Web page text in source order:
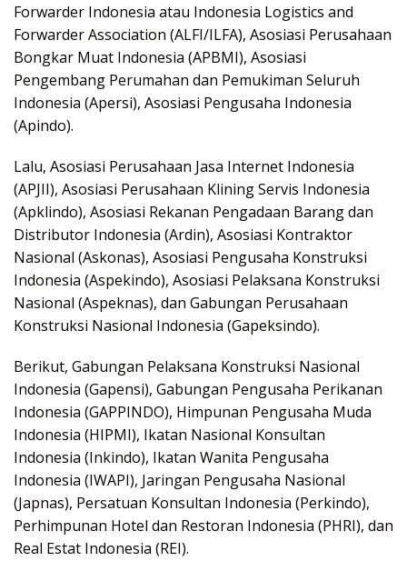
Forwarder Indonesia atau Indonesia Logistics and
Forwarder Association (ALFI/ILFA), Asosiasi Perusahaan
Bongkar Muat Indonesia (APBMI), Asosiasi
Pengembang Perumahan dan Pemukiman Seluruh
Indonesia (Apersi), Asosiasi Pengusaha Indonesia
(Apindo).
Lalu, Asosiasi Perusahaan Jasa Internet Indonesia
(APJII), Asosiasi Perusahaan Klining Servis Indonesia
(Apklindo), Asosiasi Rekanan Pengadaan Barang dan
Distributor Indonesia (Ardin), Asosiasi Kontraktor
Nasional (Askonas), Asosiasi Pengusaha Konstruksi
Indonesia (Aspekindo), Asosiasi Pelaksana Konstruksi
Nasional (Aspeknas), dan Gabungan Perusahaan
Konstruksi Nasional Indonesia (Gapeksindo).
Berikut, Gabungan Pelaksana Konstruksi Nasional
Indonesia (Gapensi), Gabungan Pengusaha Perikanan
Indonesia (GAPPINDO), Himpunan Pengusaha Muda
Indonesia (HIPMI), Ikatan Nasional Konsultan
Indonesia (Inkindo), Ikatan Wanita Pengusaha
Indonesia (IWAPI), Jaringan Pengusaha Nasional
(Japnas), Persatuan Konsultan Indonesia (Perkindo),
Perhimpunan Hotel dan Restoran Indonesia (PHRI), dan
Real Estat Indonesia (REI).